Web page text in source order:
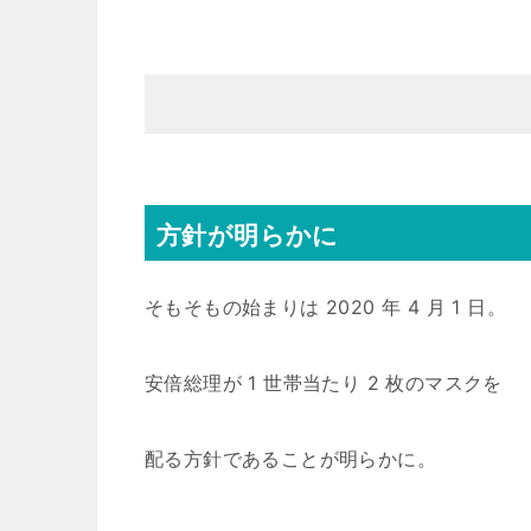
方針が明らかに
そもそもの始まりは 2020 年 4 月 1 日。
安倍総理が 1 世帯当たり 2 枚のマスクを
配る方針であることが明らかに。